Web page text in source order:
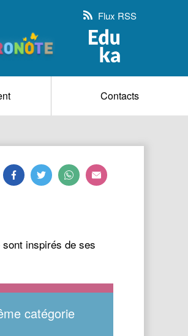
Flux RSS
Contacts
inspirés de ses
catégorie